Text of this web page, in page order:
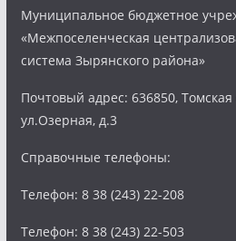
Муниципальное бюджетное
«Межпоселенческая
система Зырянского района»
Почтовый адрес: 636850, Томская
ул.Озерная, д.3
Справочные телефоны:
Телефон: 8 38 (243) 22-208
Телефон: 8 38 (243) 22-503